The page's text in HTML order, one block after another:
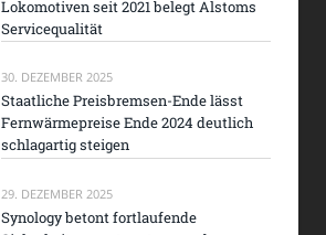
Lokomotiven seit 2021 belegt Alstoms
Servicequalität
30. DEZEMBER 2025
Staatliche Preisbremsen-Ende lässt
Fernwärmepreise Ende 2024 deutlich
schlagartig steigen
29. DEZEMBER 2025
Synology betont fortlaufende